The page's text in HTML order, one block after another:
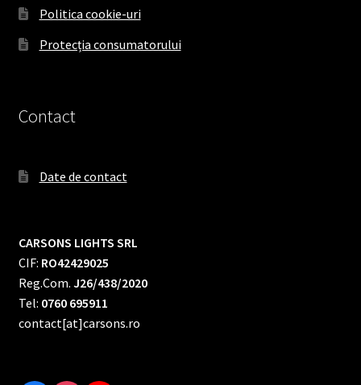
Politica cookie-uri
Protecția consumatorului
Contact
Date de contact
CARSONS LIGHTS SRL
CIF: RO42429025
Reg.Com. J26/438/2020
Tel: 0760 695911
contact[at]carsons.ro